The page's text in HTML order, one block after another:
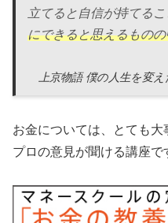
立てると自信が持てる
にできると思えるもの
上京物語 僕の人生を変
お金については、とても
プロの意見が聞ける講座で